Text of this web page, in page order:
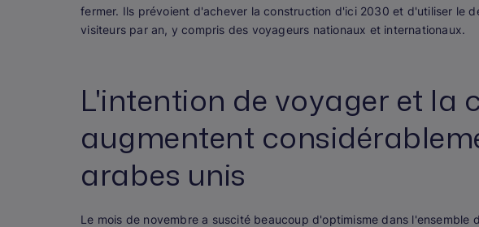
fermer. Ils prévoient d'achever la construction d'ici 2030 et d'utiliser le
visiteurs par an, y compris des voyageurs nationaux et internationaux.
L'intention de voyager et la
augmentent
arabes unis
Le mois de novembre a suscité beaucoup d'optimisme dans l'ensemble